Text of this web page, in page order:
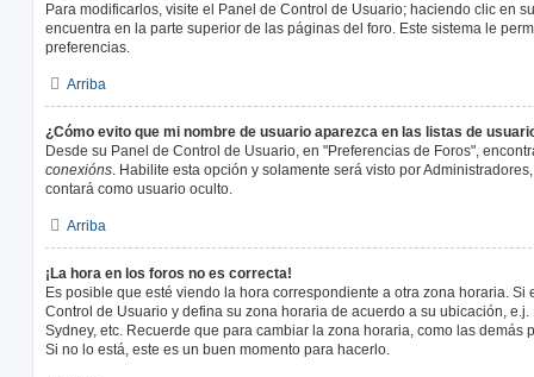
Para modificarlos, visite el Panel de Control de Usuario; haciendo clic en
encuentra en la parte superior de las páginas del foro. Este sistema le
preferencias.
Arriba
¿Cómo evito que mi nombre de usuario aparezca en las listas de
Desde su Panel de Control de Usuario, en "Preferencias de Foros",
conexións. Habilite esta opción y solamente será visto por
contará como usuario oculto.
Arriba
¡La hora en los foros no es correcta!
Es posible que esté viendo la hora correspondiente a otra zona horaria. Si
Control de Usuario y defina su zona horaria de acuerdo a su ubicación, e.j.
Sydney, etc. Recuerde que para cambiar la zona horaria, como las demás
Si no lo está, este es un buen momento para hacerlo.